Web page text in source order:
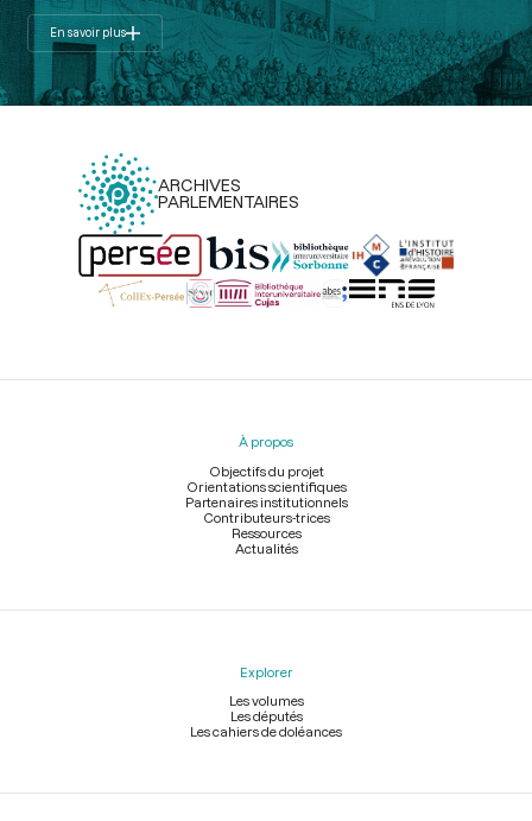
En savoir plus
ARCHIVES
PARLEMENTAIRES
Menu
À propos
Objectifs du projet
Orientations scientifiques
Partenaires institutionnels
Contributeurs-trices
Ressources
Actualités
Explorer
Les volumes
Les députés
Les cahiers de doléances